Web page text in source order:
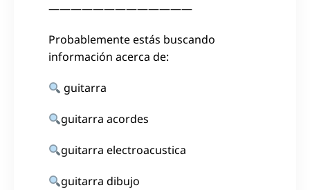
—————————————
Probablemente estás buscando
información acerca de:
guitarra
guitarra acordes
guitarra electroacustica
guitarra dibujo